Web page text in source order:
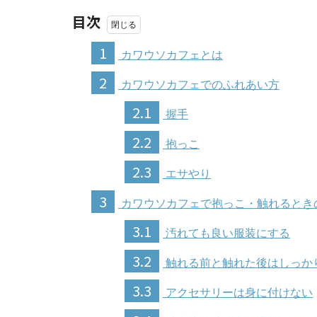
目次
1
カワウソカフェとは
2 カワウソカフェでのふれあい方
2.1 握手
2.2 抱っこ
2.3 エサやり
3 カワウソカフェで抱っこ・触れるとき
3.1 汚れても良い服装にする
3.2 触れる前と触れた後はしっか
3.3 アクセサリーは身に付けない